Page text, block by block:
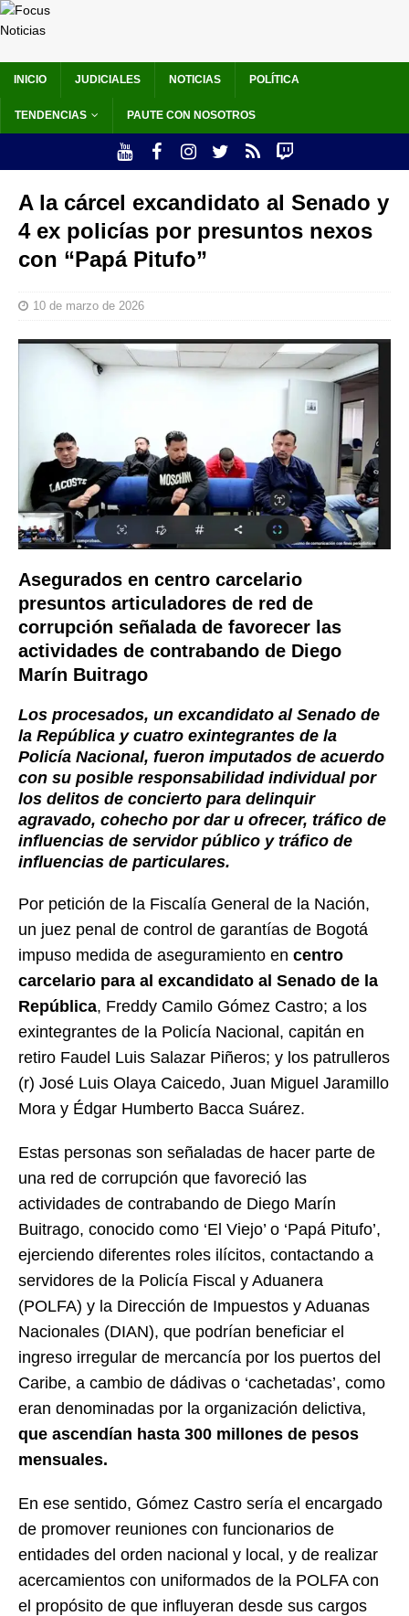
INICIO JUDICIALES NOTICIAS POLÍTICA
TENDENCIAS PAUTE CON NOSOTROS
A la cárcel excandidato al Senado y
4 ex policías por presuntos nexos
con “Papá Pitufo”
10 de marzo de 2026
Asegurados en centro carcelario
presuntos articuladores de red de
corrupción señalada de favorecer las
actividades de contrabando de Diego
Marín Buitrago
Los procesados, un excandidato al Senado de
la República y cuatro exintegrantes de la
Policía Nacional, fueron imputados de acuerdo
con su posible responsabilidad individual por
los delitos de concierto para delinquir
agravado, cohecho por dar u ofrecer, tráfico de
influencias de servidor público y tráfico de
influencias de particulares.
Por petición de la Fiscalía General de la Nación,
un juez penal de control de garantías de Bogotá
impuso medida de aseguramiento en centro
carcelario para al excandidato al Senado de la
República, Freddy Camilo Gómez Castro; a los
exintegrantes de la Policía Nacional, capitán en
retiro Faudel Luis Salazar Piñeros; y los patrulleros
(r) José Luis Olaya Caicedo, Juan Miguel Jaramillo
Mora y Édgar Humberto Bacca Suárez.
Estas personas son señaladas de hacer parte de
una red de corrupción que favoreció las
actividades de contrabando de Diego Marín
Buitrago, conocido como ‘El Viejo’ o ‘Papá Pitufo’,
ejerciendo diferentes roles ilícitos, contactando a
servidores de la Policía Fiscal y Aduanera
(POLFA) y la Dirección de Impuestos y Aduanas
Nacionales (DIAN), que podrían beneficiar el
ingreso irregular de mercancía por los puertos del
Caribe, a cambio de dádivas o ‘cachetadas’, como
eran denominadas por la organización delictiva,
que ascendían hasta 300 millones de pesos
mensuales.
En ese sentido, Gómez Castro sería el encargado
de promover reuniones con funcionarios de
entidades del orden nacional y local, y de realizar
acercamientos con uniformados de la POLFA con
el propósito de que influyeran desde sus cargos